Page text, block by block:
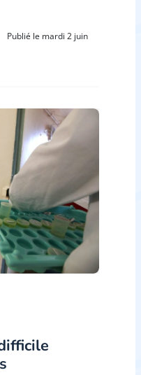
Publié le mardi 2 juin